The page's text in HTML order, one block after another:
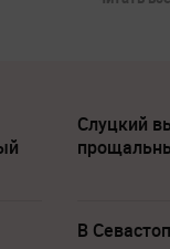
Слуцкий
В